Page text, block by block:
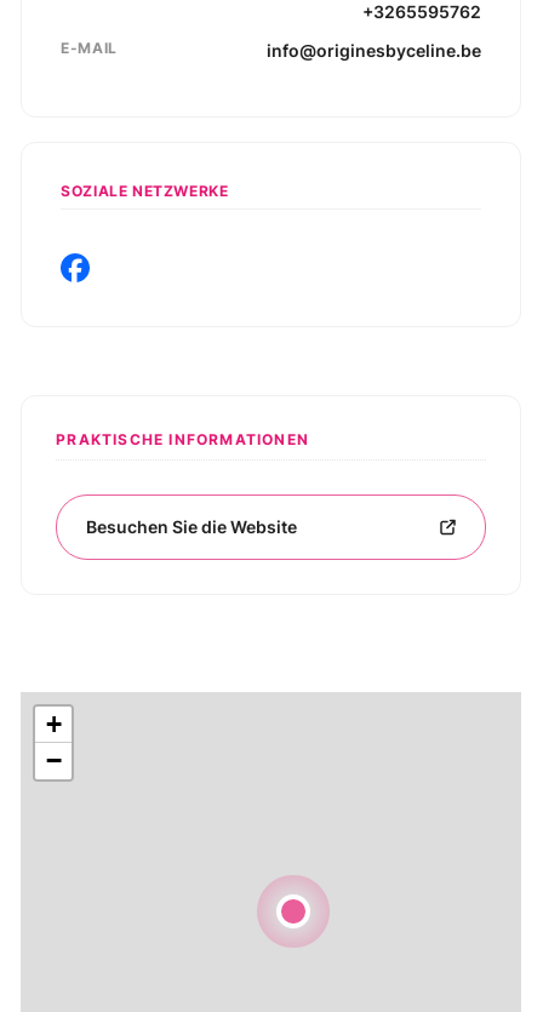
+3265595762
E-MAIL info@originesbyceline.be
SOZIALE NETZWERKE
PRAKTISCHE INFORMATIONEN
Besuchen Sie die Website
+
−